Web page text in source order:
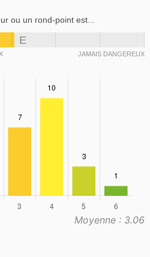
ou un rond-point est...
E
JAMAIS DANGEREUX
Moyenne : 3.06